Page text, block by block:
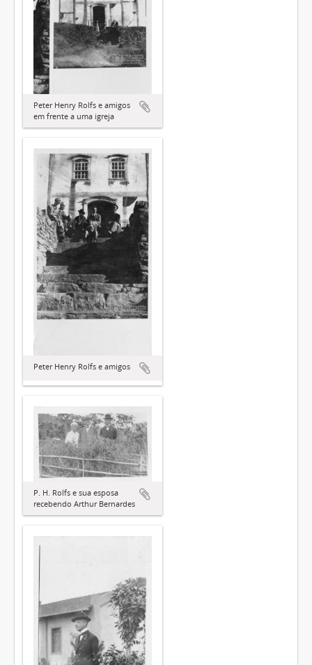
Peter Henry Rolfs e amigos
em frente a uma igreja
Peter Henry Rolfs e amigos
P. H. Rolfs e sua esposa
recebendo Arthur Bernardes